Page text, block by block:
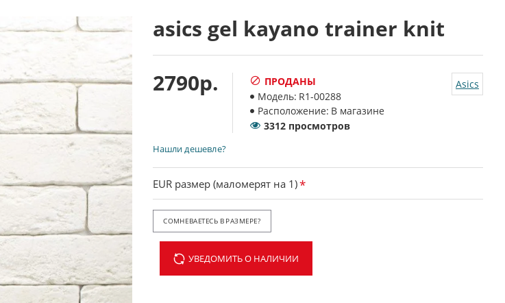
asics gel kayano trainer knit
2790р.
ПРОДАНЫ
Модель: R1-00288
Расположение: В магазине
Asics
3312 просмотров
EUR размер (маломерят на 1)
УВЕДОМИТЬ О НАЛИЧИИ
Нашли дешевле?
СОМНЕВАЕТЕСЬ В РАЗМЕРЕ?